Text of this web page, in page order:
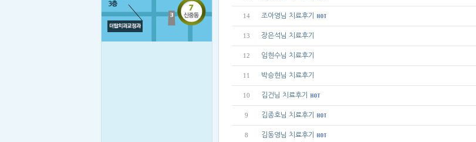
14 조아영님 치료후기
13 장은석님 치료후기
12 임현수님 치료후기
11 박승현님 치료후기
10 김건님 치료후기
9 김종호님 치료후기
8 김동영님 치료후기